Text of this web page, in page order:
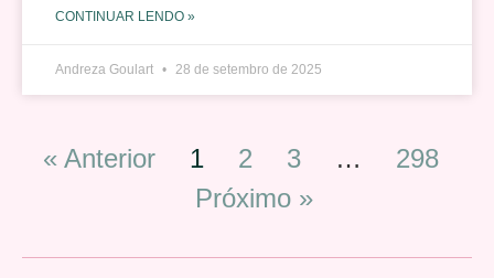
CONTINUAR LENDO »
Andreza Goulart 28 de setembro de 2025
« Anterior 1 2 3 …
298
Próximo »